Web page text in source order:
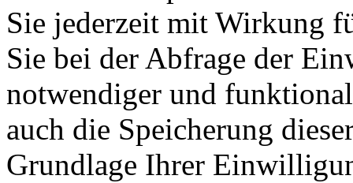
Sie jederzeit mit Wirkung
Sie bei der Abfrage der
notwendiger und
auch die Speicherung
Grundlage Ihrer